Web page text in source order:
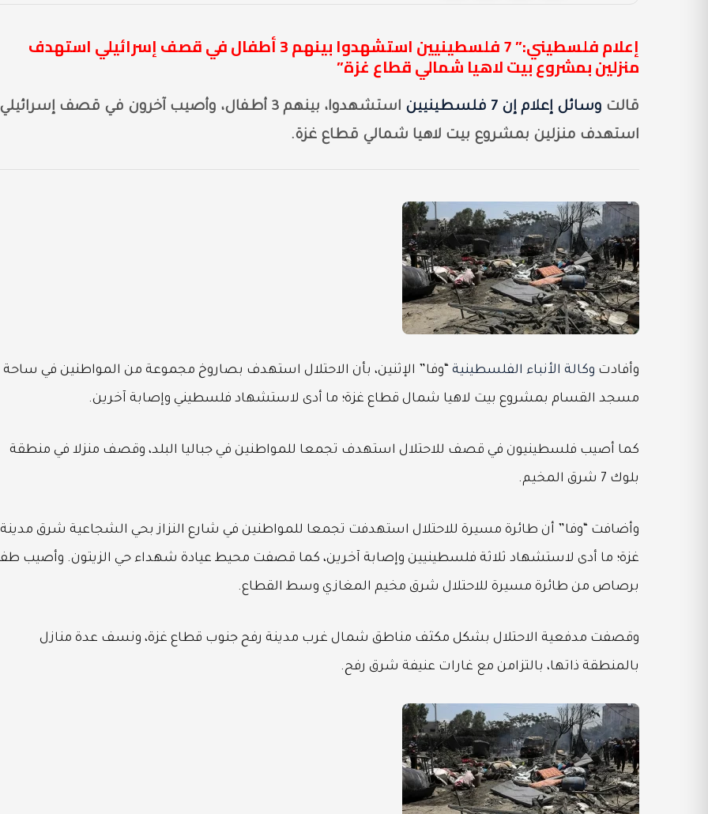
إعلام فلسطيني:” 7 فلسطينيين استشهدوا بينهم 3 أطفال في قصف إسرائيلي استهدف
منزلين بمشروع بيت لاهيا شمالي قطاع غزة”
قالت وسائل إعلام إن 7 فلسطينيين
استشهدوا، بينهم 3 أطفال، وأصيب آخرون في قصف إسرائيلي
استهدف منزلين بمشروع بيت لاهيا شمالي قطاع غزة.
وأفادت وكالة الأنباء الفلسطينية “وفا” الإثنين، بأن الاحتلال استهدف بصاروخ مجموعة من المواطنين في ساحة
مسجد القسام بمشروع بيت لاهيا شمال قطاع غزة؛ ما أدى لاستشهاد فلسطيني وإصابة آخرين.
كما أصيب فلسطينيون في قصف للاحتلال استهدف تجمعا للمواطنين في جباليا البلد، وقصف منزلا في منطقة
بلوك 7 شرق المخيم.
وأضافت “وفا” أن طائرة مسيرة للاحتلال استهدفت تجمعا للمواطنين في شارع النزاز بحي الشجاعية شرق مدينة
غزة؛ ما أدى لاستشهاد ثلاثة فلسطينيين وإصابة آخرين، كما قصفت محيط عيادة شهداء حي الزيتون. وأصيب
برصاص من طائرة مسيرة للاحتلال شرق مخيم المغازي وسط القطاع.
وقصفت مدفعية الاحتلال بشكل مكثف مناطق شمال غرب مدينة رفح جنوب قطاع غزة، ونسف عدة منازل
بالمنطقة ذاتها، بالتزامن مع غارات عنيفة شرق رفح.